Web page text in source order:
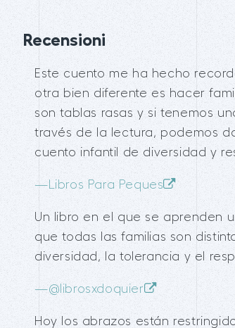
Recensioni
Este cuento me ha hecho
otra bien diferente es hacer
son tablas rasas y si tenemos
través de la lectura, podemos
cuento infantil de diversidad y
— Libros Para Peques
Un libro en el que se aprenden
que todas las familias son
diversidad, la tolerancia y el
—@librosxdoquier
Hoy los abrazos están